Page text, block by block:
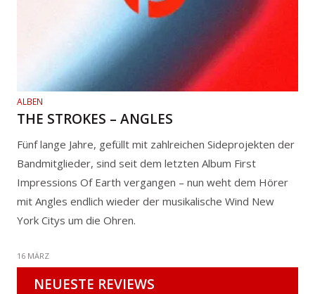
ALBEN
THE STROKES – ANGLES
Fünf lange Jahre, gefüllt mit zahlreichen Sideprojekten der
Bandmitglieder, sind seit dem letzten Album First
Impressions Of Earth vergangen – nun weht dem Hörer
mit Angles endlich wieder der musikalische Wind New
York Citys um die Ohren.
16 MÄRZ
NEUESTE REVIEWS